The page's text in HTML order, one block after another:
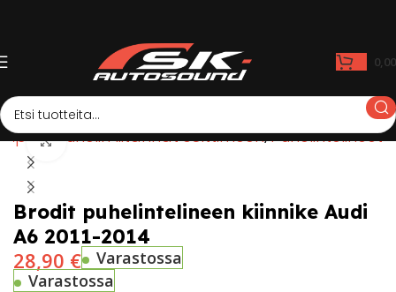
Puhelin liitännät soittimeen Puhelintelineet
Click to enlarge
Brodit puhelintelineen kiinnike Audi
A6 2011-2014
28,90 €
Varastossa
Varastossa